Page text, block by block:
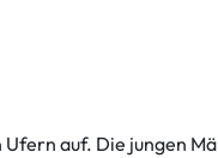
auf. Die jungen